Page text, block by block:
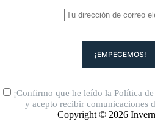
¡Confirmo que he leído laPolítica
y acepto recibir comunicaciones
Copyright © 2026